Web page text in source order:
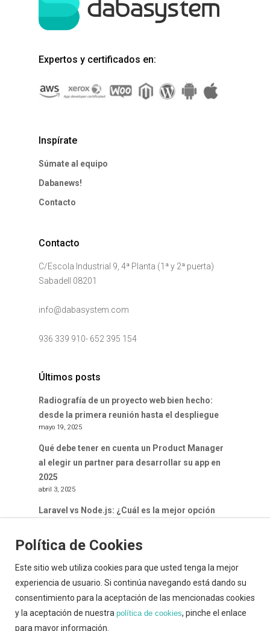
Expertos y certificados en:
Inspírate
Súmate al equipo
Dabanews!
Contacto
Contacto
C/Escola Industrial 9, 4ª Planta (1ª y 2ª puerta)
Sabadell 08201
info@dabasystem.com
936 339 910- 652 395 154
Últimos posts
Radiografía de un proyecto web bien hecho:
desde la primera reunión hasta el despliegue
mayo 19, 2025
Qué debe tener en cuenta un Product Manager
al elegir un partner para desarrollar su app en
2025
abril 3, 2025
Laravel vs Node.js: ¿Cuál es la mejor opción
© 2026 Dabasystem. Política de cookies | Aviso
Política de Cookies
Este sitio web utiliza cookies para que usted tenga la mejor
experiencia de usuario. Si continúa navegando está dando su
consentimiento para la aceptación de las mencionadas cookies
y la aceptación de nuestra política de cookies, pinche el enlace
para mayor información.